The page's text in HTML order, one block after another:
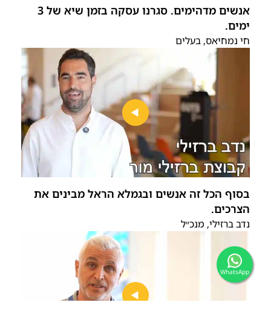
אנשים מדהימים. סגרנו עסקה בזמן שיא של 3
ימים.
חי נמחיאס, בעלים
בסוף הכל זה אנשים ובגמלא הראל מבינים את
הצרכים.
נדב ברזילי, מנכ״ל
WhatsApp